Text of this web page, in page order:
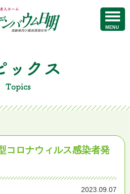
MENU
コロナウィルス感染者発
2023.09.07